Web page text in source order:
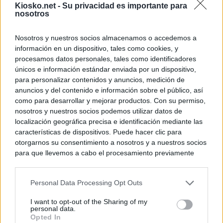
Kiosko.net - Su privacidad es importante para
nosotros
Nosotros y nuestros socios almacenamos o accedemos a
información en un dispositivo, tales como cookies, y
procesamos datos personales, tales como identificadores
únicos e información estándar enviada por un dispositivo,
para personalizar contenidos y anuncios, medición de
anuncios y del contenido e información sobre el público, así
como para desarrollar y mejorar productos. Con su permiso,
nosotros y nuestros socios podemos utilizar datos de
localización geográfica precisa e identificación mediante las
características de dispositivos. Puede hacer clic para
otorgarnos su consentimiento a nosotros y a nuestros socios
para que llevemos a cabo el procesamiento previamente
negar su consentimiento. Tenga en cuenta que algún
de su consentimiento, pero usted tiene el derecho de
rechazar tal procesamiento. Sus preferencias se aplicarán
Personal Data Processing Opt Outs
I want to opt-out of the Sharing of my
personal data.
Opted In